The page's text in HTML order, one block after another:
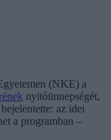
(NKE) a
nyitóünnepségét,
az idei
a programban –